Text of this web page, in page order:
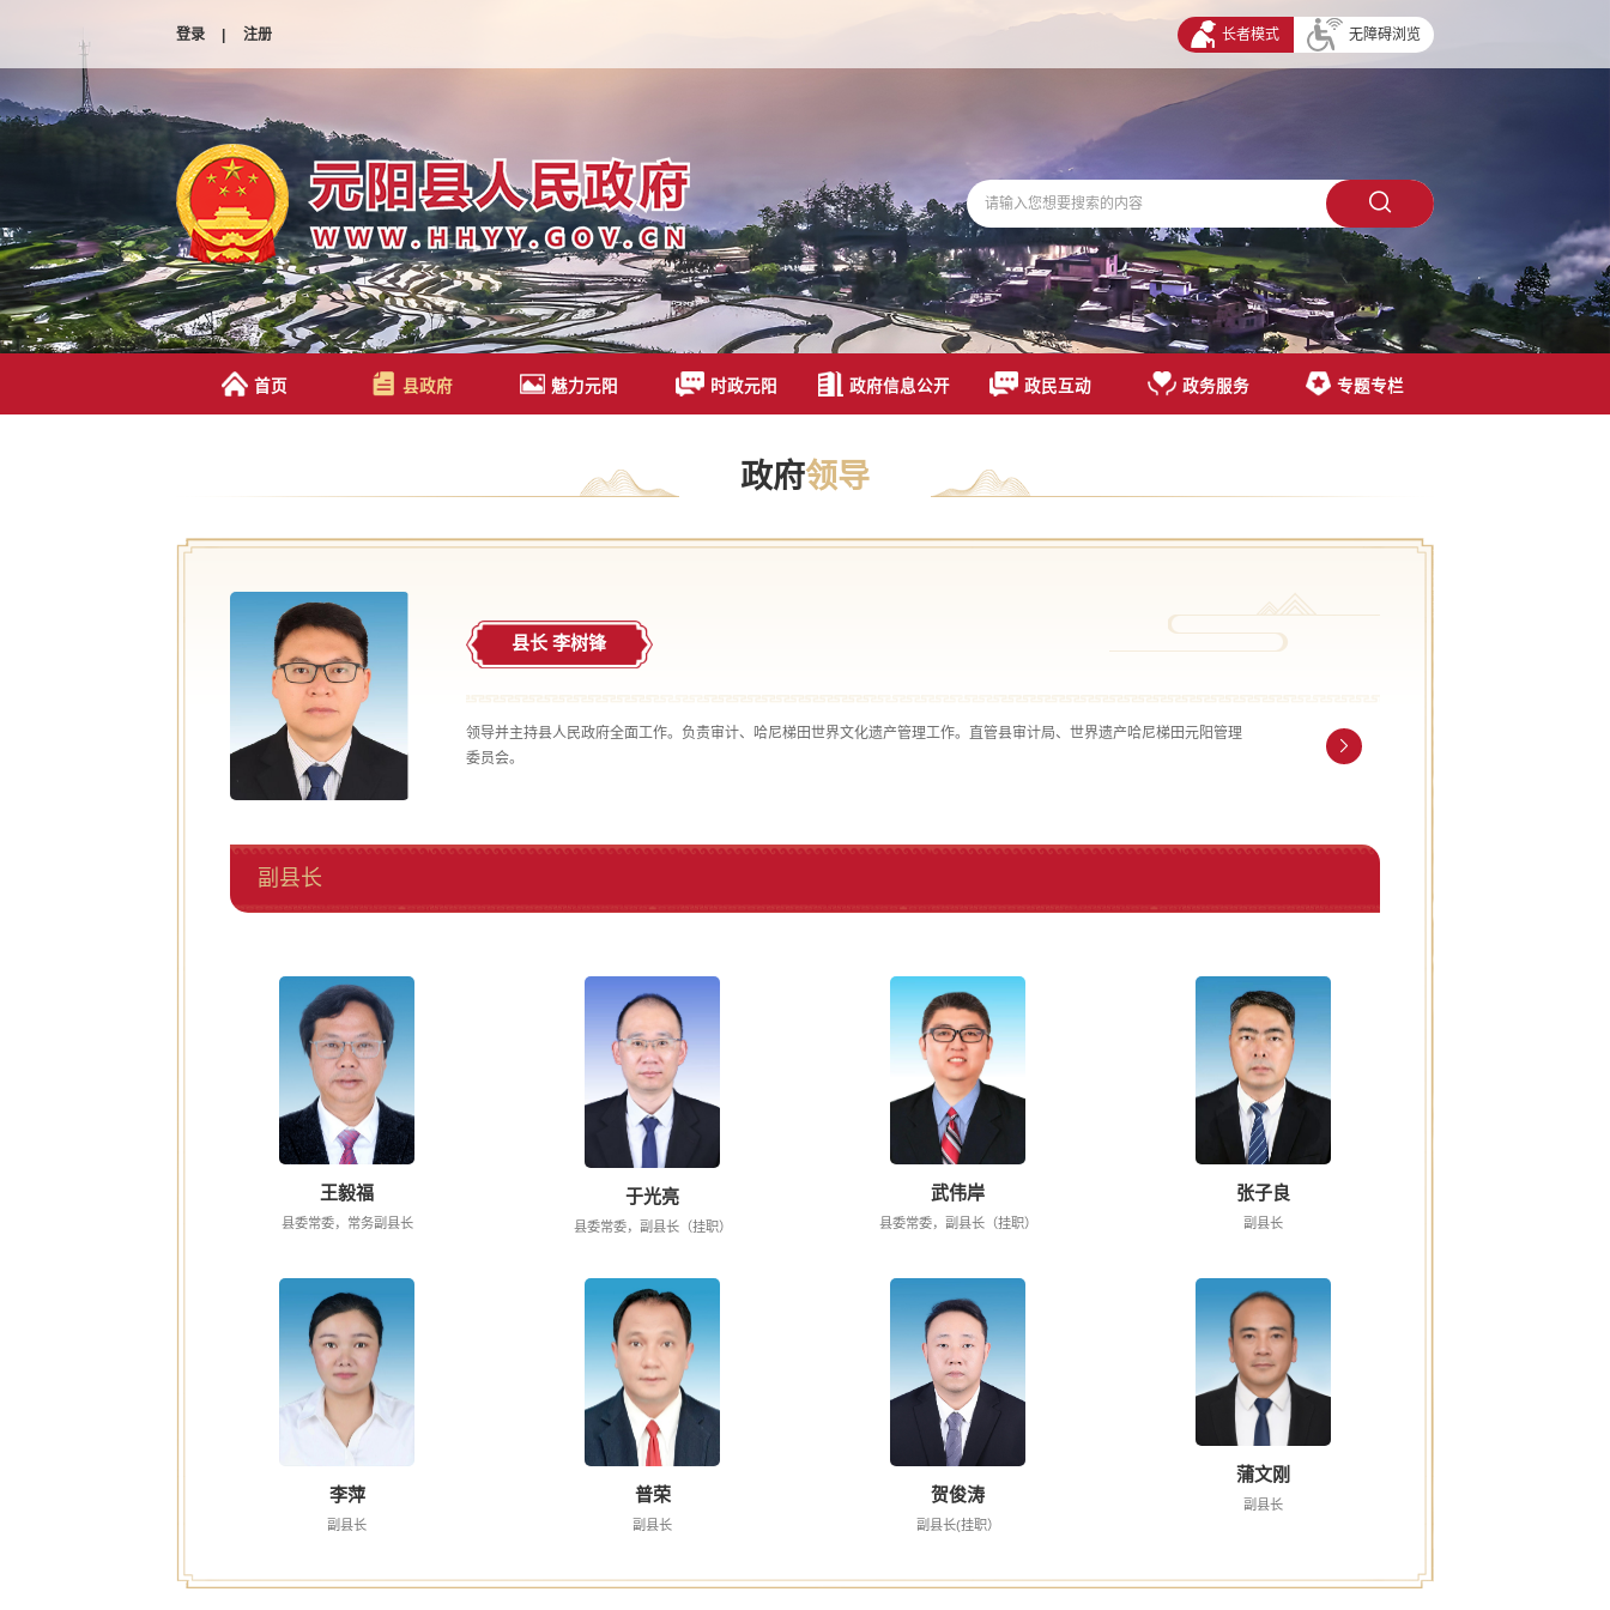
登录 | 注册 长者模式 无障碍浏览
首页 县政府 魅力元阳 时政元阳 政府信息公开 政民互动 政务服务 专题专栏
政府领导
县长 李树锋
领导并主持县人民政府全面工作。负责审计、哈尼梯田世界文化遗产管理工作。直管县审计局、世界遗产哈尼梯田元阳管理
委员会。
副县长
王毅福
县委常委，常务副县长
于光亮
县委常委，副县长（挂职）
武伟岸
县委常委，副县长（挂职）
张子良
副县长
李萍
副县长
普荣
副县长
贺俊涛
副县长(挂职）
蒲文刚
副县长